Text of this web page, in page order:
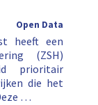
Open Data
heeft een
(ZSH)
prioritair
die het
…